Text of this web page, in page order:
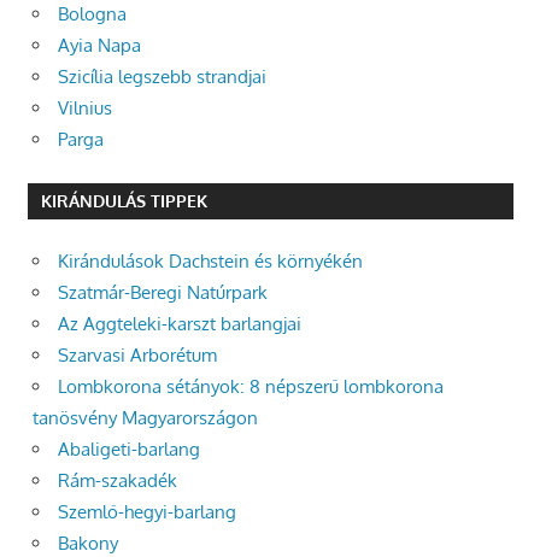
Bologna
Ayia Napa
Szicília legszebb strandjai
Vilnius
Parga
KIRÁNDULÁS TIPPEK
Kirándulások Dachstein és környékén
Szatmár-Beregi Natúrpark
Az Aggteleki-karszt barlangjai
Szarvasi Arborétum
Lombkorona sétányok: 8 népszerű lombkorona
tanösvény Magyarországon
Abaligeti-barlang
Rám-szakadék
Szemlő-hegyi-barlang
Bakony